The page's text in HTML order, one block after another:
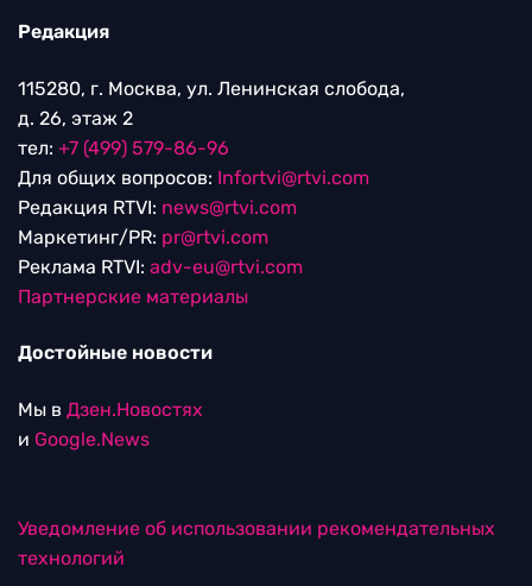
Редакция
115280, г. Москва, ул. Ленинская слобода,
д. 26, этаж 2
тел: +7 (499) 579-86-96
Для общих вопросов: Infortvi@rtvi.com
Редакция RTVI: news@rtvi.com
Маркетинг/PR: pr@rtvi.com
Реклама RTVI: adv-eu@rtvi.com
Партнерские материалы
Достойные новости
Мы в Дзен.Новостях
и Google.News
Уведомление об использовании рекомендательных
технологий